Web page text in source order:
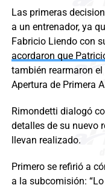
Las primeras
a un entrenador, ya
Fabricio Liendo con
acordaron que
también rearmaron
Apertura de Primera
Rimondetti dialogó
detalles de su nuevo
llevan realizado.
Primero se refirió a
a la subcomisión: